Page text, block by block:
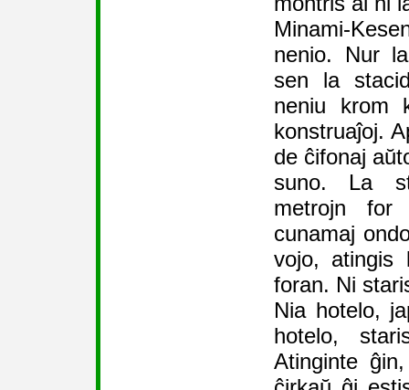
Minami-
nenio. Nur
sen la
neniu krom
konstruaĵoj.
de ĉifonaj
suno. La
metrojn
cunamaj
vojo, atingis
foran. Ni
Nia hotelo,
hotelo,
Atinginte